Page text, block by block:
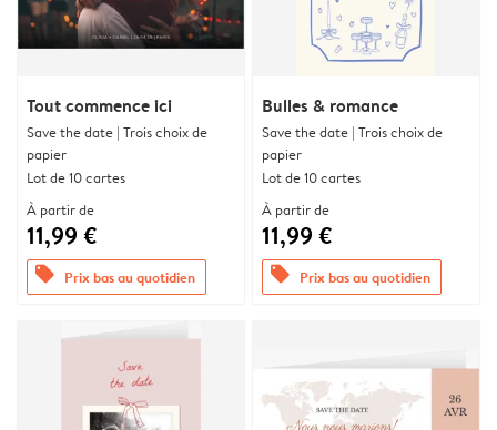
Tout commence ici
Save the date | Trois choix de
papier
Lot de 10 cartes
À partir de
11,99 €
offers Prix bas au quotidien
Bulles & romance
Save the date | Trois choix de
papier
Lot de 10 cartes
À partir de
11,99 €
offers Prix bas au quotidien